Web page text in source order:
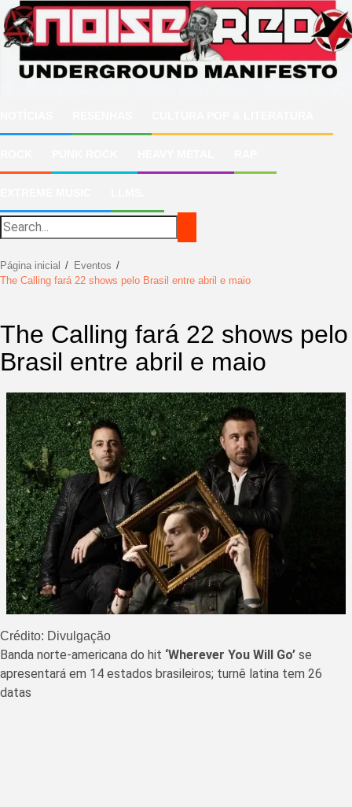
para
o
conteúdo
Página inicial
Eventos
The Calling fará 22 shows pelo Brasil entre abril e maio
The Calling fará 22 shows pelo
Brasil entre abril e maio
Crédito: Divulgação
Banda norte-americana do hit ‘Wherever You Will Go’ se
apresentará em 14 estados brasileiros; turnê latina tem 26
datas